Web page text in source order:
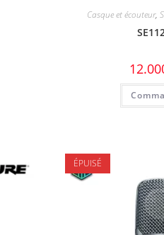
Casque et écouteur,
ÉPUISÉ